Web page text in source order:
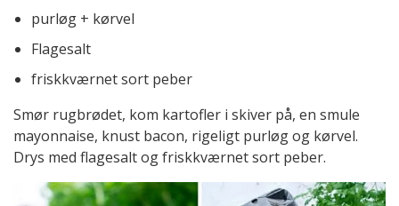
purløg + kørvel
Flagesalt
friskkværnet sort peber
Smør rugbrødet, kom kartofler i skiver på, en smule
mayonnaise, knust bacon, rigeligt purløg og kørvel.
Drys med flagesalt og friskkværnet sort peber.